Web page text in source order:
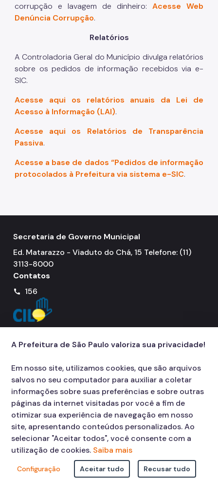
corrupção e lavagem de dinheiro: Acesse Web
Denúncia Corrupção.
Relatórios
A Controladoria Geral do Município divulga relatórios
sobre os pedidos de informação recebidos via e-
SIC.
Acesse aqui os relatórios anuais da Lei de
Acesso à Informação (LAI).
Acesse aqui os Relatórios de Transparência
Passiva.
Acesse a base de dados “Pedidos de informação
protocolados à Prefeitura via sistema e-SIC.
Secretaria de Governo Municipal
Ed. Matarazzo - Viaduto do Chá, 15 Telefone: (11)
3113-8000
Contatos
call 156
© COPYRIGHT 2026,
Prefeitura Municipal de São Paulo Viaduto do Cha,
15 - Centro - CEP: 01002-020
A Prefeitura de São Paulo valoriza sua privacidade!
Em nosso site, utilizamos cookies, que são arquivos
salvos no seu computador para auxiliar a coletar
informações sobre suas preferências e sobre outras
páginas da internet visitadas por você a fim de
otimizar sua experiência de navegação em nosso
site, apresentando conteúdos personalizados. Ao
selecionar "Aceitar todos", você consente com a
utilização de cookies. Saiba mais
Configuração Aceitar tudo Recusar tudo